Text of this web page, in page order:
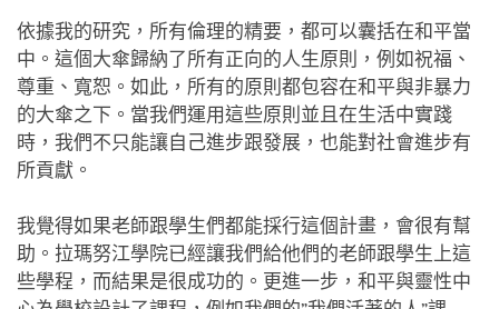
依據我的研究，所有倫理的精要，都可以囊括在和平當
中。這個大傘歸納了所有正向的人生原則，例如祝福、
尊重、寬恕。如此，所有的原則都包容在和平與非暴力
的大傘之下。當我們運用這些原則並且在生活中實踐
時，我們不只能讓自己進步跟發展，也能對社會進步有
所貢獻。
我覺得如果老師跟學生們都能採行這個計畫，會很有幫
助。拉瑪努江學院已經讓我們給他們的老師跟學生上這
些學程，而結果是很成功的。更進一步，和平與靈性中